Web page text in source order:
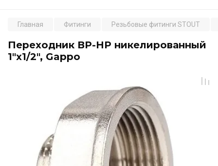
Главная Фитинги Резьбовые фитинги STOUT
Переходник ВР-НР никелированный
1"х1/2", Gappo